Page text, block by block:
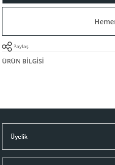
Paylaş
ÜRÜN BILGISI
Üyelik